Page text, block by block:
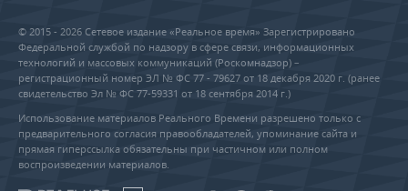
© 2015 - 2026 Сетевое издание «Реальное время» Зарегистрировано
Федеральной службой по надзору в сфере связи, информационных
технологий и массовых коммуникаций (Роскомнадзор) –
регистрационный номер ЭЛ № ФС 77 - 79627 от 18 декабря 2020 г. (ранее
свидетельство Эл № ФС 77-59331 от 18 сентября 2014 г.)
Использование материалов Реального Времени разрешено только с
предварительного согласия правообладателей, упоминание сайта и
прямая гиперссылка обязательны при частичном или полном
воспроизведении материалов.